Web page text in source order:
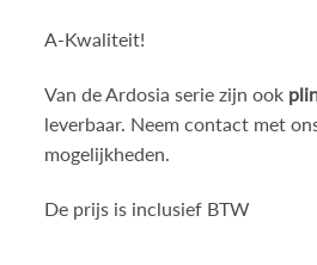
A-Kwaliteit!
Van de Ardosia serie zijn ook
leverbaar. Neem contact met
mogelijkheden.
De prijs is inclusief BTW